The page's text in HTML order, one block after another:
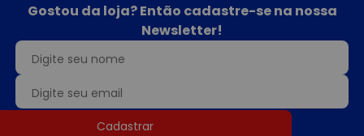
Gostou da loja? Então cadastre-se na nossa
Newsletter!
Cadastrar